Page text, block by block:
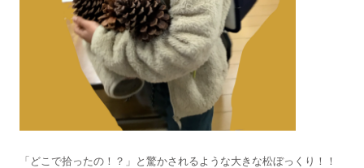
「どこで拾ったの！？」と驚かされるような大きな松ぼっくり！！